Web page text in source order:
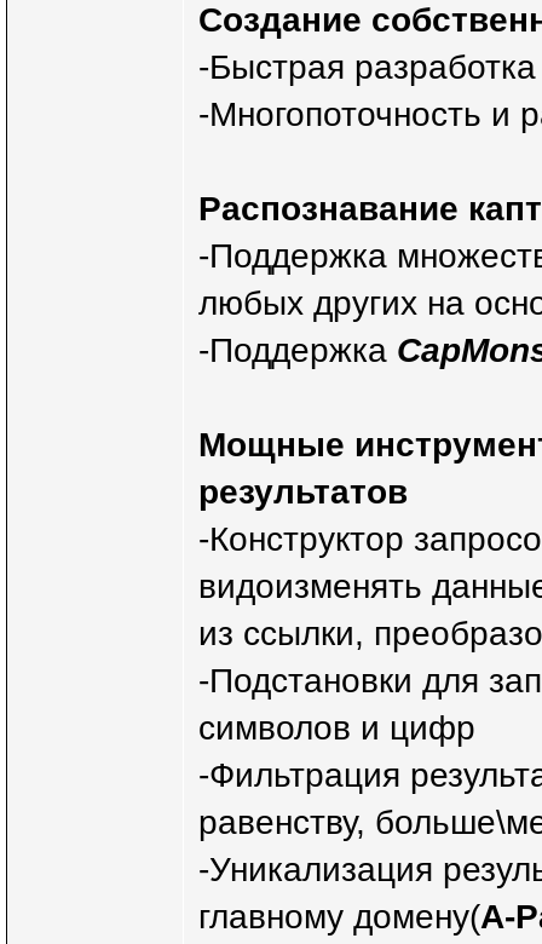
Создание
-Быстрая
-Многопоточность и
Распознавание
-Поддержка
любых других на
-Поддержка
Мощные
результатов
-Конструктор
видоизменять
из ссылки,
-Подстановки для
символов и цифр
-Фильтрация
равенству,
-Уникализация
главному домену(A-